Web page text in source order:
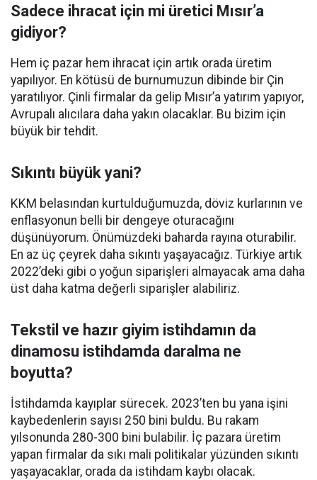
Sadece ihracat için mi üretici Mısır’a
gidiyor?
Hem iç pazar hem ihracat için artık orada üretim
yapılıyor. En kötüsü de burnumuzun dibinde bir Çin
yaratılıyor. Çinli firmalar da gelip Mısır’a yatırım yapıyor,
Avrupalı alıcılara daha yakın olacaklar. Bu bizim için
büyük bir tehdit.
Sıkıntı büyük yani?
KKM belasından kurtulduğumuzda, döviz kurlarının ve
enflasyonun belli bir dengeye oturacağını
düşünüyorum. Önümüzdeki baharda rayına oturabilir.
En az üç çeyrek daha sıkıntı yaşayacağız. Türkiye artık
2022’deki gibi o yoğun siparişleri almayacak ama daha
üst daha katma değerli siparişler alabiliriz.
Tekstil ve hazır giyim istihdamın da
dinamosu istihdamda daralma ne
boyutta?
İstihdamda kayıplar sürecek. 2023’ten bu yana işini
kaybedenlerin sayısı 250 bini buldu. Bu rakam
yılsonunda 280-300 bini bulabilir. İç pazara üretim
yapan firmalar da sıkı mali politikalar yüzünden sıkıntı
yaşayacaklar, orada da istihdam kaybı olacak.